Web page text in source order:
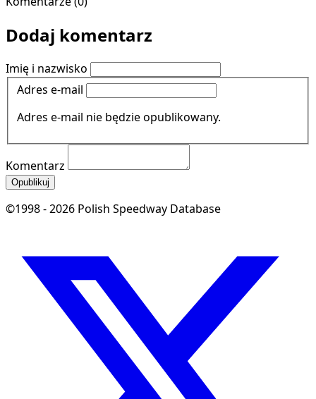
Dodaj komentarz
Imię i nazwisko
Adres e-mail
Adres e-mail nie będzie opublikowany.
Komentarz
Opublikuj
©1998 - 2026 Polish Speedway Database